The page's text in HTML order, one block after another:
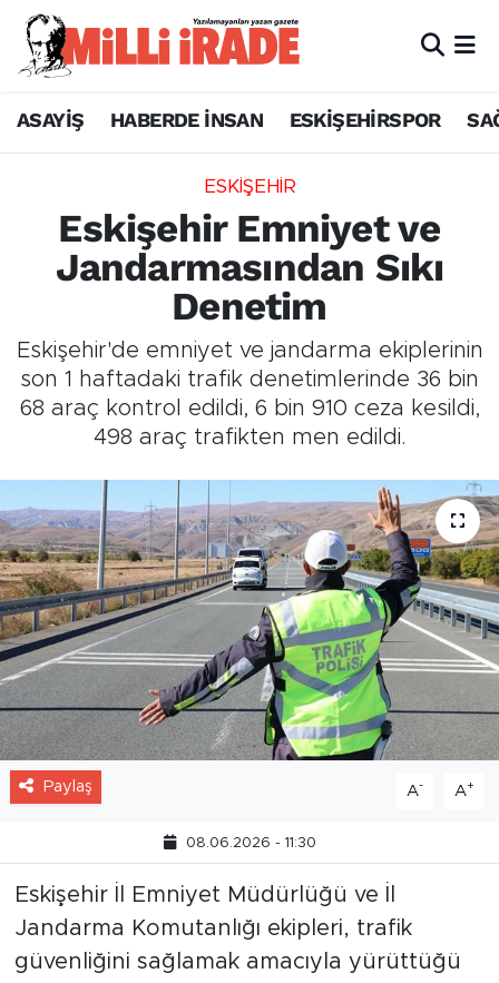
ASAYİŞ HABERDE İNSAN ESKİŞEHİRSPOR
ESKİŞEHİR
Eskişehir Emniyet ve
Jandarmasından Sıkı
Denetim
Eskişehir'de emniyet ve jandarma ekiplerinin
son 1 haftadaki trafik denetimlerinde 36 bin
68 araç kontrol edildi, 6 bin 910 ceza kesildi,
498 araç trafikten men edildi.
Paylaş A- A+
08.06.2026 - 11:30
Eskişehir İl Emniyet Müdürlüğü ve İl
Jandarma Komutanlığı ekipleri, trafik
güvenliğini sağlamak amacıyla yürüttüğü